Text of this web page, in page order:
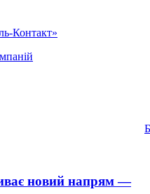
Контакт»
новий напрям —